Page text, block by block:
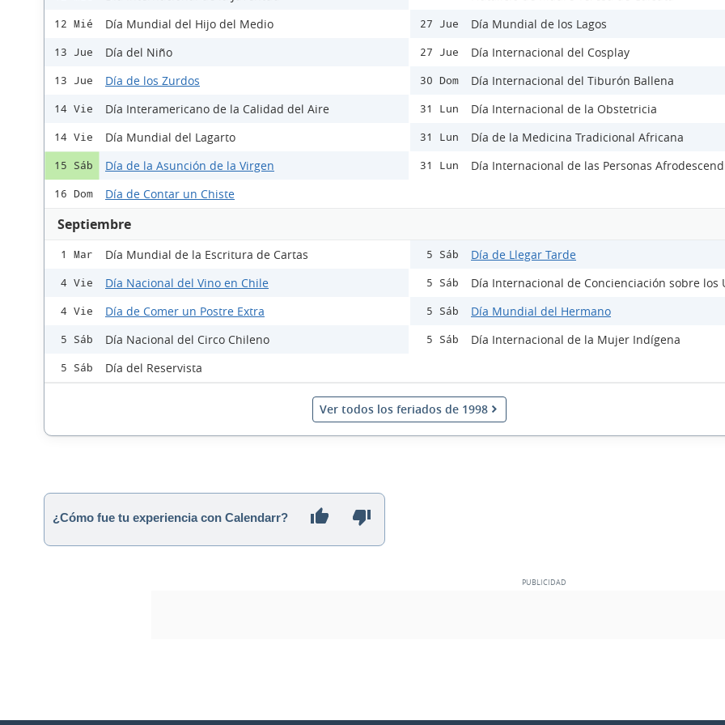
12 Mié Día Mundial del Hijo del Medio
13 Jue Día del Niño
13 Jue Día de los Zurdos
14 Vie Día Interamericano de la Calidad del Aire
14 Vie Día Mundial del Lagarto
15 Sáb Día de la Asunción de la Virgen
16 Dom Día de Contar un Chiste
27 Jue Día Mundial de los Lagos
27 Jue Día Internacional del Cosplay
30 Dom Día Internacional del Tiburón Ballena
31 Lun Día Internacional de la Obstetricia
31 Lun Día de la Medicina Tradicional Africana
31 Lun Día Internacional de las Personas
Septiembre
1 Mar Día Mundial de la Escritura de Cartas
4 Vie Día Nacional del Vino en Chile
4 Vie Día de Comer un Postre Extra
5 Sáb Día Nacional del Circo Chileno
5 Sáb Día del Reservista
5 Sáb Día de Llegar Tarde
5 Sáb Día Internacional de Concienciación sobre los
5 Sáb Día Mundial del Hermano
5 Sáb Día Internacional de la Mujer Indígena
Ver todos los feriados de 1998
¿Cómo fue tu experiencia con Calendarr?